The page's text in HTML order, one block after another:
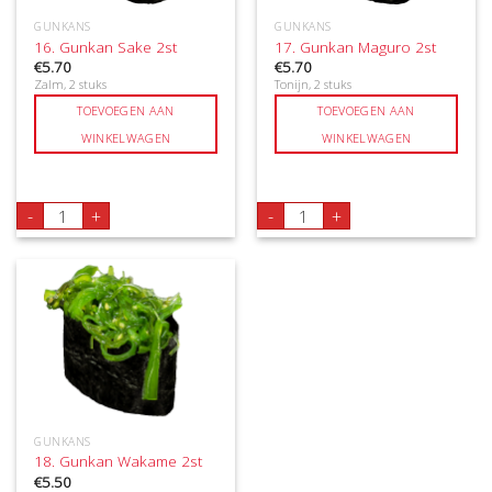
GUNKANS
16. Gunkan Sake 2st
€5.70
Zalm, 2 stuks
TOEVOEGEN AAN
WINKELWAGEN
- 16. Gunkan Sake 2st aantal
+
GUNKANS
17. Gunkan Maguro 2st
€5.70
Tonijn, 2 stuks
TOEVOEGEN AAN
WINKELWAGEN
- 17. Gunkan Maguro 2st
+
GUNKANS
18. Gunkan Wakame 2st
€5.50